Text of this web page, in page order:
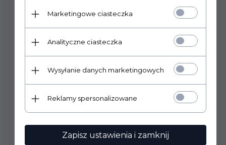
Marketingowe ciasteczka
Analityczne ciasteczka
Wysyłanie danych marketingowych
Reklamy spersonalizowane
Zapisz ustawienia i zamknij